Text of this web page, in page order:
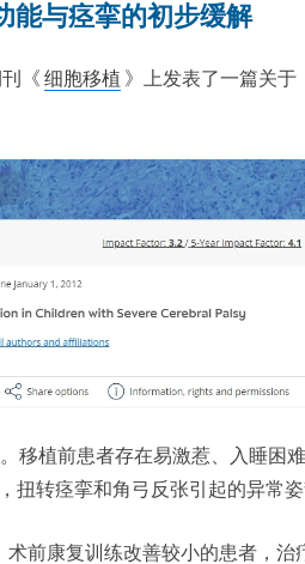
能与痉挛的初步缓解
《 细胞移植 》上发表了一篇关于
。移植前患者存在易激惹、入睡困
扭转痉挛和角弓反张引起的异常姿
术前康复训练改善较小的患者，